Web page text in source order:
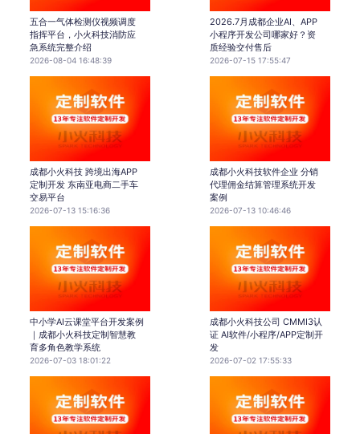
五合一气体检测仪视频调度
指挥平台，小火科技消防应
急系统完整介绍
2026-08-04 16:48:39
2026.7月成都企业AI、APP
小程序开发公司哪家好？资
质经验交付售后
2026-07-15 17:55:47
成都小火科技 跨境出海APP
定制开发 东南亚电商二手车
交易平台
2026-07-13 15:16:36
成都小火科技软件企业 分销
代理佣金结算管理系统开发
案例
2026-07-13 10:46:46
中小学AI云课堂平台开发案例
｜成都小火科技定制智慧教
育多角色教学系统
2026-07-03 18:01:22
成都小火科技公司 CMMI3认
证 AI软件/小程序/APP定制开
发
2026-07-02 17:55:33